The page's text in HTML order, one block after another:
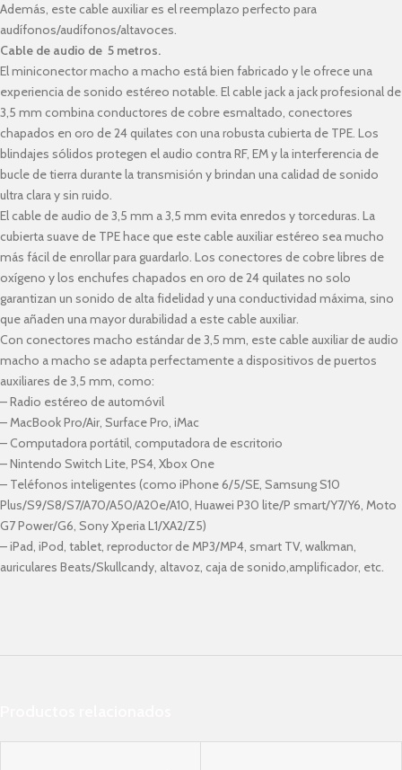
Además, este cable auxiliar es el reemplazo perfecto para
audífonos/audífonos/altavoces.
Cable de audio de 5 metros.
El miniconector macho a macho está bien fabricado y le ofrece una
experiencia de sonido estéreo notable. El cable jack a jack profesional de
3,5 mm combina conductores de cobre esmaltado, conectores
chapados en oro de 24 quilates con una robusta cubierta de TPE. Los
blindajes sólidos protegen el audio contra RF, EM y la interferencia de
bucle de tierra durante la transmisión y brindan una calidad de sonido
ultra clara y sin ruido.
El cable de audio de 3,5 mm a 3,5 mm evita enredos y torceduras. La
cubierta suave de TPE hace que este cable auxiliar estéreo sea mucho
más fácil de enrollar para guardarlo. Los conectores de cobre libres de
oxígeno y los enchufes chapados en oro de 24 quilates no solo
garantizan un sonido de alta fidelidad y una conductividad máxima, sino
que añaden una mayor durabilidad a este cable auxiliar.
Con conectores macho estándar de 3,5 mm, este cable auxiliar de audio
macho a macho se adapta perfectamente a dispositivos de puertos
auxiliares de 3,5 mm, como:
– Radio estéreo de automóvil
– MacBook Pro/Air, Surface Pro, iMac
– Computadora portátil, computadora de escritorio
– Nintendo Switch Lite, PS4, Xbox One
– Teléfonos inteligentes (como iPhone 6/5/SE, Samsung S10
Plus/S9/S8/S7/A70/A50/A20e/A10, Huawei P30 lite/P smart/Y7/Y6, Moto
G7 Power/G6, Sony Xperia L1/XA2/Z5)
– iPad, iPod, tablet, reproductor de MP3/MP4, smart TV, walkman,
auriculares Beats/Skullcandy, altavoz, caja de sonido,amplificador, etc.